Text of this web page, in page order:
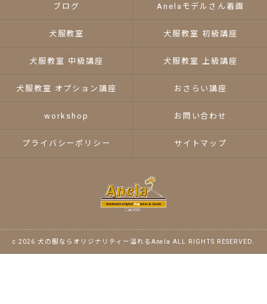
ブログ Anelaモデルさん着画
犬服教室 犬服教室 初級講座
犬服教室 中級講座 犬服教室 上級講座
犬服教室 オプション講座 おさらい講座
workshop お問い合わせ
プライバシーポリシー サイトマップ
c 2026 犬の服ならオリジナリティー溢れるAnela ALL RIGHTS RESERVED.